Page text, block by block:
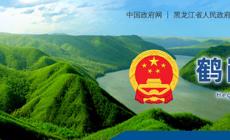
中国政府网 黑龙江省人民政